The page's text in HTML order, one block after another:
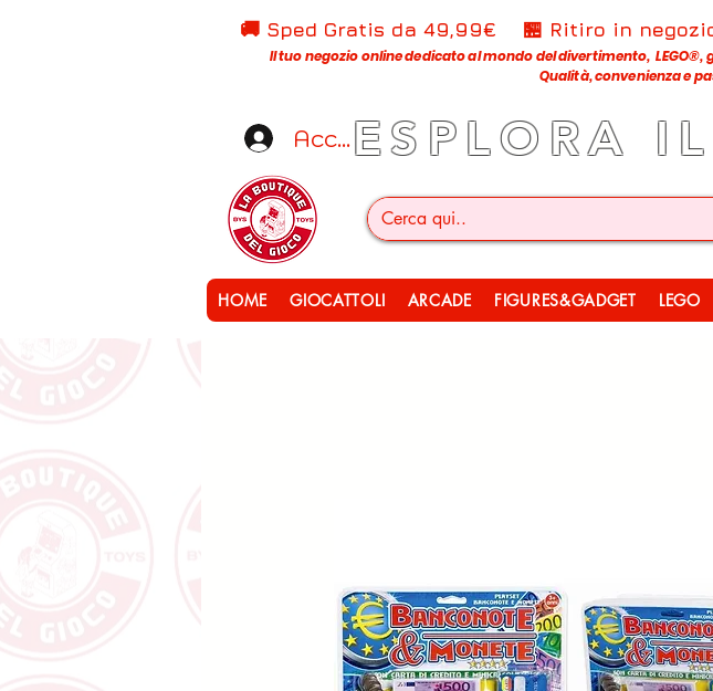
ESPLORA
Accedi
🚚 Sped Gratis da 49,99€ 🏪 Ritiro in
Il tuo negozio online dedicato al mondo del divertimento,
Qualità, convenienza e
HOME GIOCATTOLI ARCADE FIGURES&GADGET LEGO